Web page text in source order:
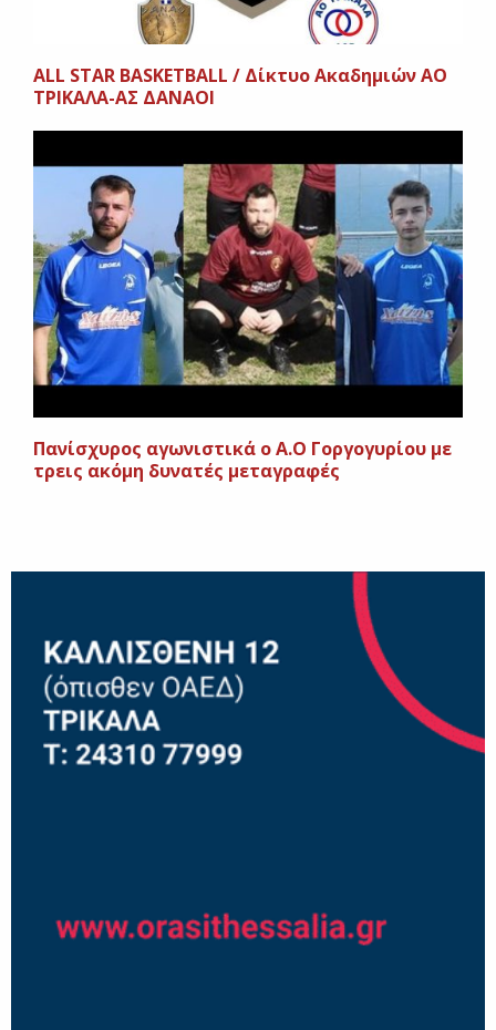
ΑLL STAR BASKETBALL / Δίκτυο Ακαδημιών ΑΟ
ΤΡΙΚΑΛΑ-ΑΣ ΔΑΝΑΟΙ
Πανίσχυρος αγωνιστικά ο Α.Ο Γοργογυρίου με
τρεις ακόμη δυνατές μεταγραφές